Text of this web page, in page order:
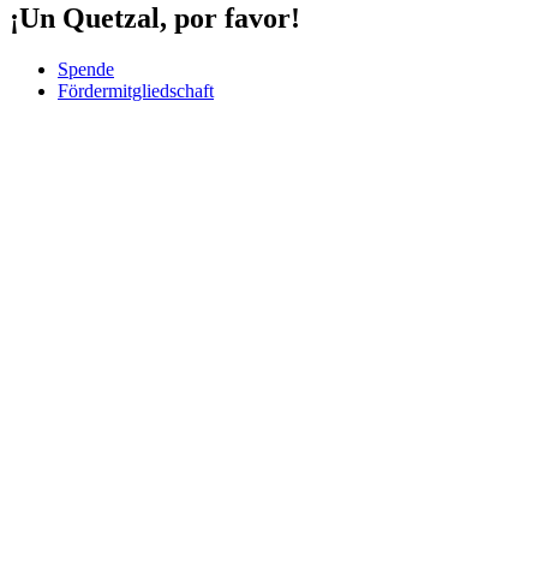
¡Un Quetzal, por favor!
Spende
Fördermitgliedschaft